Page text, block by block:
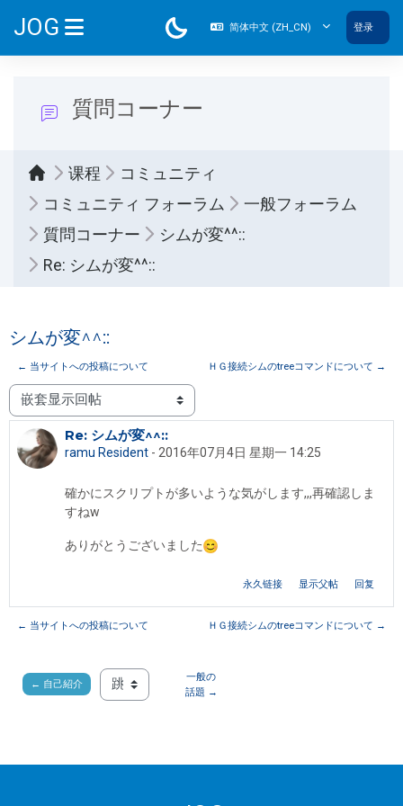
JOG 简体中文 ‎(ZH_CN)‎ 登录
質問コーナー
课程
コミュニティ
コミュニティ フォーラム
一般フォーラム
質問コーナー
シムが変^^::
Re: シムが変^^::
シムが変^^::
← 当サイトへの投稿について ＨＧ接続シムのtreeコマンドについて →
显示模式
Re: シムが変^^::
ramu Resident - 2016年07月4日 星期一 14:25
回帖数：0
確かにスクリプトが多いような気がします,,,再確認しま
すねw
ありがとうございました
永久链接 显示父帖 回复
← 当サイトへの投稿について ＨＧ接続シムのtreeコマンドについて →
← 自己紹介
跳至...
一般の
話題 →